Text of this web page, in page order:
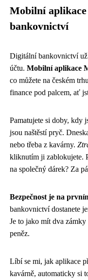
Mobilní
bankovnictví
Digitální bankovnictví
účtu. Mobilní aplikace
co můžete na českém
finance pod palcem, ať
Pamatujete si doby, kdy
jsou naštěstí pryč.
nebo třeba z kavárny.
kliknutím ji zablokujete.
na společný dárek? Za
Bezpečnost je na
bankovnictví dostanete
Je to jako mít dva
peněz.
Líbí se mi, jak aplikace
kavárně, automaticky si